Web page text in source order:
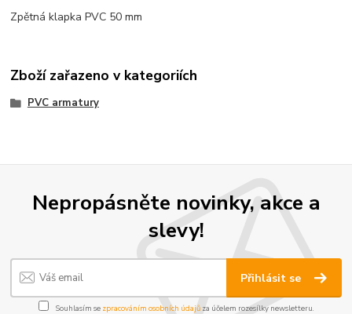
Zpětná klapka PVC 50 mm
Zboží zařazeno v kategoriích
PVC armatury
Nepropásněte novinky, akce a
slevy!
Přihlásit se
Souhlasím se zpracováním osobních údajůza účelem rozesílky newsletteru.